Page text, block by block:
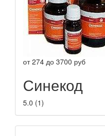
от274 до 3700 руб
Синекод
5.0 (1)